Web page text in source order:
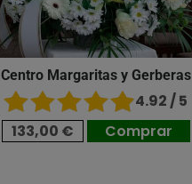
Centro Margaritas y Gerberas
4.92 / 5
133,00 €
Comprar